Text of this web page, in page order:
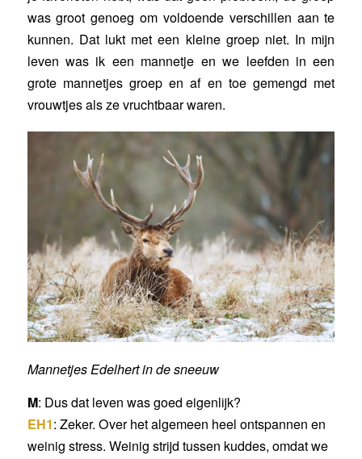
was groot genoeg om voldoende verschillen aan te
kunnen. Dat lukt met een kleine groep niet. In mijn
leven was ik een mannetje en we leefden in een
grote mannetjes groep en af en toe gemengd met
vrouwtjes als ze vruchtbaar waren.
Mannetjes Edelhert in de sneeuw
M: Dus dat leven was goed eigenlijk?
EH1: Zeker. Over het algemeen heel ontspannen en
weinig stress. Weinig strijd tussen kuddes, omdat we